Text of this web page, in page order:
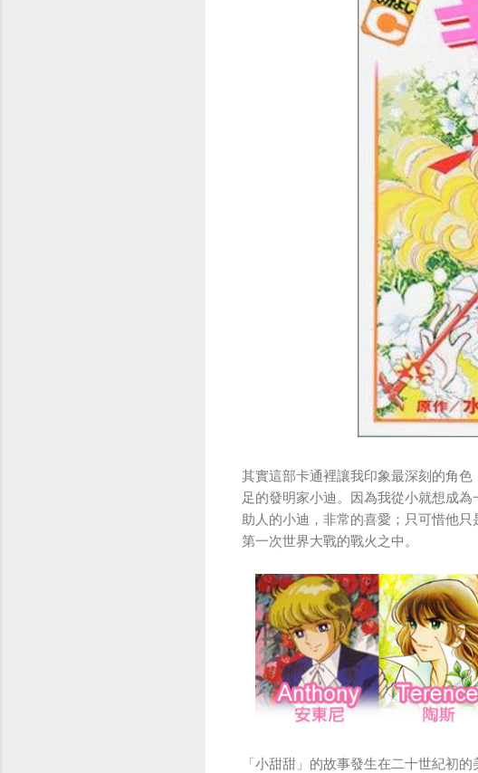
其實這部卡通裡讓我印象最深刻的角
足的發明家小迪。因為我從小就想成
助人的小迪，非常的喜愛；只可惜他
第一次世界大戰的戰火之中。
「小甜甜」的故事發生在二十世紀初